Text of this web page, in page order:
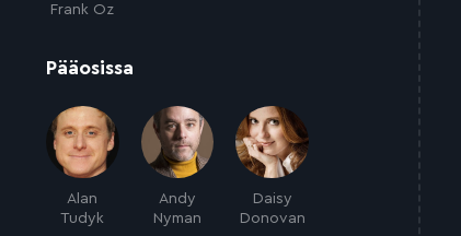
Frank Oz
Pääosissa
Alan
Tudyk
Andy
Nyman
Daisy
Donovan